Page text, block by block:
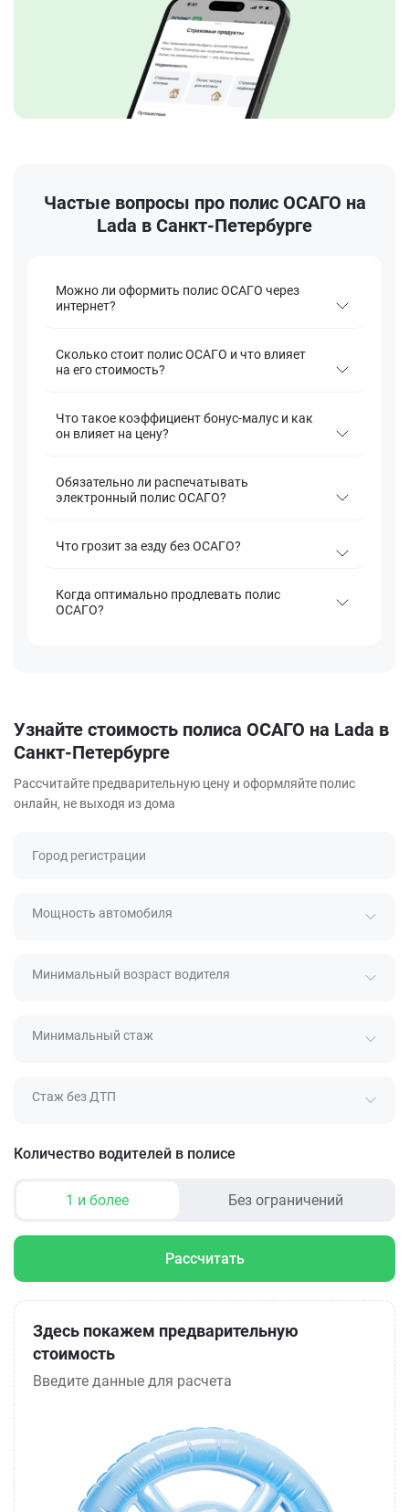
Частые вопросы про полис ОСАГО на
Lada в Санкт-Петербурге
Можно ли оформить полис ОСАГО через
интернет?
Сколько стоит полис ОСАГО и что влияет
на его стоимость?
Что такое коэффициент бонус-малус и как
он влияет на цену?
Обязательно ли распечатывать
электронный полис ОСАГО?
Что грозит за езду без ОСАГО?
Когда оптимально продлевать полис
ОСАГО?
Узнайте стоимость полиса ОСАГО на Lada в
Санкт-Петербурге
Рассчитайте предварительную цену и оформляйте полис
онлайн, не выходя из дома
Город регистрации
Мощность автомобиля
Минимальный возраст водителя
Минимальный стаж
Стаж без ДТП
Количество водителей в полисе
1 и более Без ограничений
Рассчитать
Здесь покажем предварительную
стоимость
Введите данные для расчета